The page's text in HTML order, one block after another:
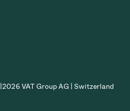
2026 VAT Group AG | Switzerland